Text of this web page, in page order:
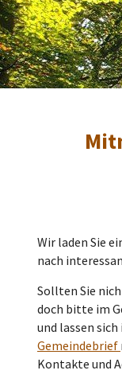
Wir laden Sie
nach
Sollten Sie
doch bitte im
und lassen
Gemeindebrief
Kontakte und